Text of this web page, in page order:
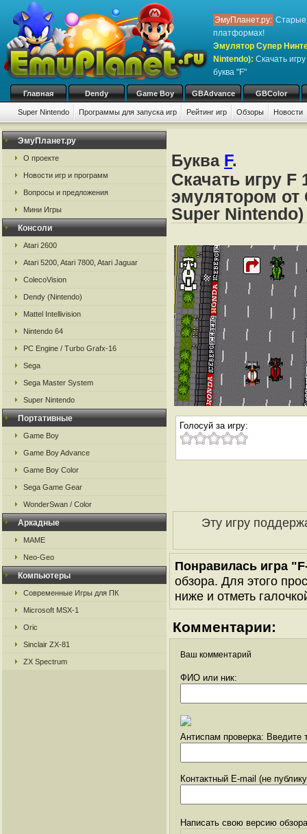
ЭмуПланет.ру: Старые
платформах!
Эмулятор Супер
Nintendo): Скачать игру
буква "F"
Главная Dendy Game Boy GBAdvance GBColor
Super Nintendo Программы для запуска игр Рейтинг игр Обзоры Новости
Игры: # A B C D E F G H I
ЭмуПланет.ру
О проекте
Новости игр и программ
Вопросы и предложения
Мини Игры
Консоли
Atari 2600
Atari 5200, Atari 7800, Atari Jaguar
ColecoVision
Dendy (Nintendo)
Mattel Intellivision
Nintendo 64
PC Engine / Turbo Grafx-16
Sega
Sega Master System
Super Nintendo
Портативные
Game Boy
Game Boy Advance
Game Boy Color
Sega Game Gear
WonderSwan / Color
Аркадные
MAME
Neo-Geo
Компьютеры
Современные Игры для ПК
Microsoft MSX-1
Oric
Sinclair ZX-81
ZX Spectrum
Буква F.
Скачать игру F
эмулятором от
Super Nintendo)
Голосуй за игру:
Эту игру
Понравилась игра
обзора. Для этого
ниже и отметь
Комментарии:
Ваш комментарий
ФИО или ник:
Антиспам проверка: Введите
Контактный E-mail (не
Написать свою версию